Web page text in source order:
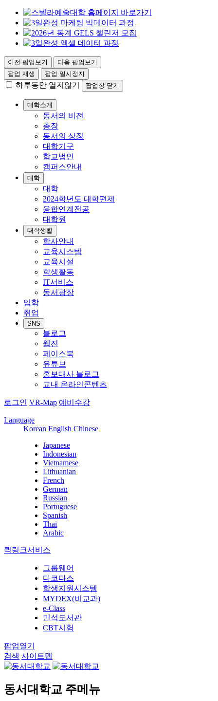
이전 팝업보기
다음 팝업보기
팝업 재생
팝업 일시정지
하루동안 열지않기 팝업창 닫기
대학소개
동서의 비전
총장
동서의 상징
대학기구
학교법인
캠퍼스안내
대학
대학
2024학년도 대학편제
융합연계전공
대학원
대학생활
학사안내
교육시스템
교육시설
학생활동
IT서비스
동서광장
입학
취업
SNS
블로그
웹진
페이스북
유튜브
홍보대사 블로그
교내 온라인콘텐츠
로그인 VR-Map 예비수강
Language
Korean English Chinese
Japanese
Indonesian
Vietnamese
Lithuanian
French
German
Russian
Portuguese
Spanish
Thai
Arabic
퀵링크서비스
그룹웨어
다코다스
학생지원시스템
MYDEX(비교과)
e-Class
민석도서관
CBT시험
팝업열기
검색 사이트맵
동서대학교 주메뉴